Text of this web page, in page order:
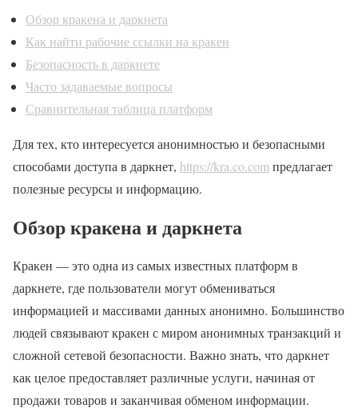
Обзор кракена и даркнета
Как найти рабочие ссылки на кракен
Безопасность в даркнете
Часто задаваемые вопросы
Сравнительная таблица платформ
Для тех, кто интересуется анонимностью и безопасными
способами доступа в даркнет, https://kra.co.com предлагает
полезные ресурсы и информацию.
Обзор кракена и даркнета
Кракен — это одна из самых известных платформ в
даркнете, где пользователи могут обмениваться
информацией и массивами данных анонимно. Большинство
людей связывают кракен с миром анонимных транзакций и
сложной сетевой безопасности. Важно знать, что даркнет
как целое предоставляет различные услуги, начиная от
продажи товаров и заканчивая обменом информации.